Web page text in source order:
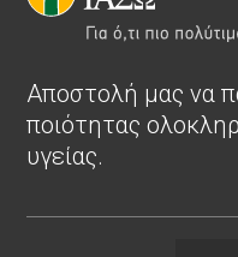
Αποστολή μας να
ποιότητας
υγείας.